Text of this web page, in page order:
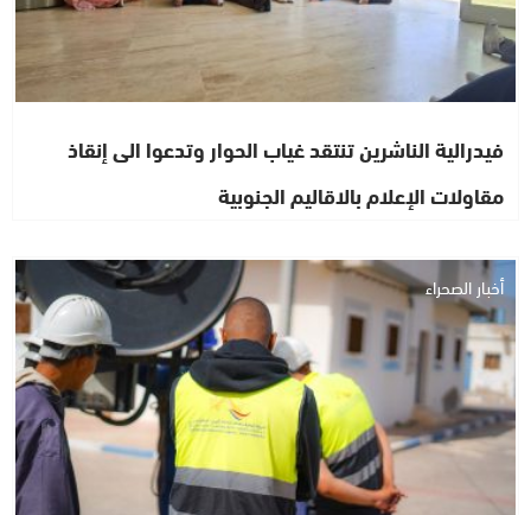
فيدرالية الناشرين تنتقد غياب الحوار وتدعوا الى إنقاذ
مقاولات الإعلام بالاقاليم الجنوبية
أخبار الصحراء